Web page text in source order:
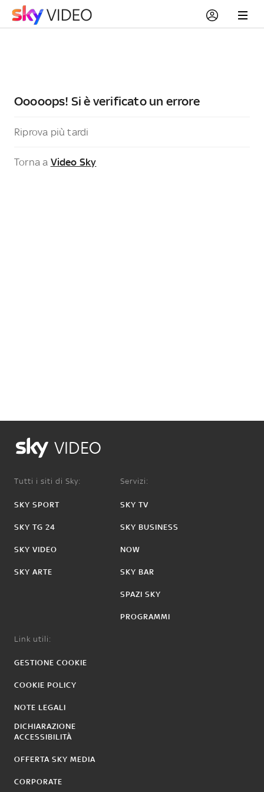
Ooooops! Si è verificato un errore
Riprova più tardi
Torna a Video Sky
VIDEO
Tutti i siti di Sky:
SKY SPORT
SKY TG 24
SKY VIDEO
SKY ARTE
Servizi:
SKY TV
SKY BUSINESS
NOW
SKY BAR
SPAZI SKY
PROGRAMMI
Link utili:
GESTIONE COOKIE
COOKIE POLICY
NOTE LEGALI
DICHIARAZIONE
ACCESSIBILITÀ
OFFERTA SKY MEDIA
CORPORATE